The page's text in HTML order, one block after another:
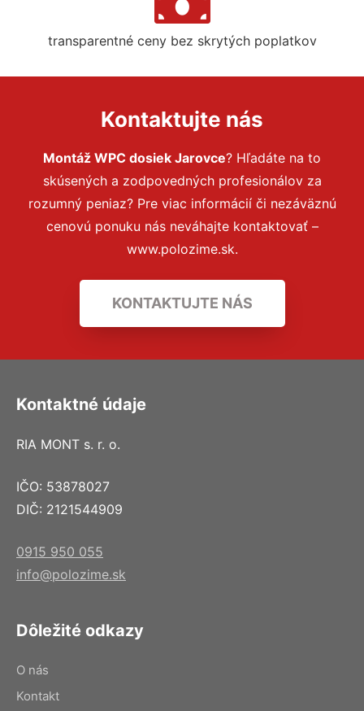
transparentné ceny bez skrytých poplatkov
Kontaktujte nás
Montáž WPC dosiek Jarovce? Hľadáte na to
skúsených a zodpovedných profesionálov za
rozumný peniaz? Pre viac informácií či nezáväznú
cenovú ponuku nás neváhajte kontaktovať –
www.polozime.sk.
KONTAKTUJTE NÁS
Kontaktné údaje
RIA MONT s. r. o.
IČO: 53878027
DIČ: 2121544909
0915 950 055
info@polozime.sk
Dôležité odkazy
O nás
Kontakt